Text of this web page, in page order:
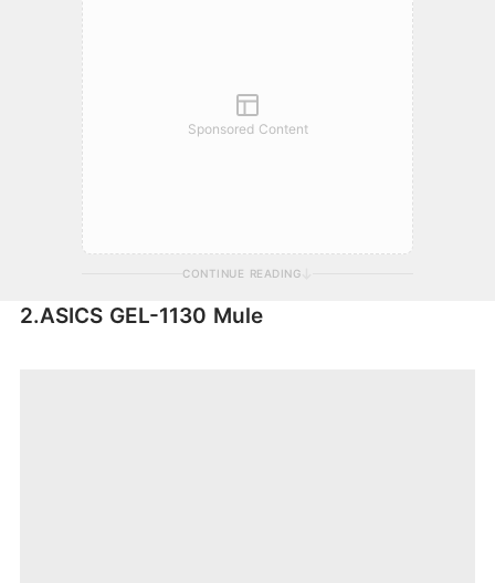
Sponsored Content
CONTINUE READING
2.ASICS GEL-1130 Mule